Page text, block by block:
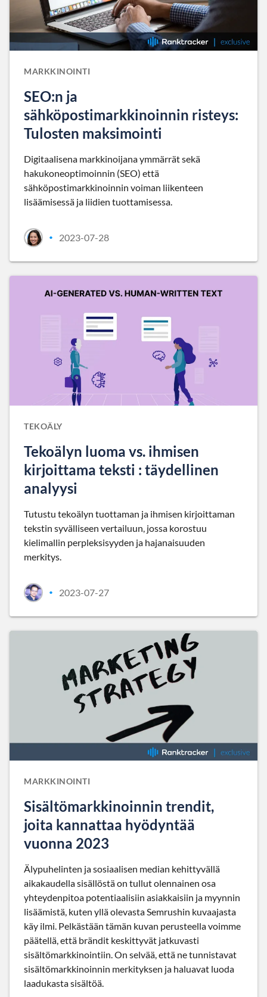
MARKKINOINTI
SEO:n ja
sähköpostimarkkinoinnin risteys:
Tulosten maksimointi
Digitaalisena markkinoijana ymmärrät sekä
hakukoneoptimoinnin (SEO) että
sähköpostimarkkinoinnin voiman liikenteen
lisäämisessä ja liidien tuottamisessa.
• 2023-07-28
TEKOÄLY
Tekoälyn luoma vs. ihmisen
kirjoittama teksti : täydellinen
analyysi
Tutustu tekoälyn tuottaman ja ihmisen kirjoittaman
tekstin syvälliseen vertailuun, jossa korostuu
kielimallin perpleksisyyden ja hajanaisuuden
merkitys.
• 2023-07-27
MARKKINOINTI
Sisältömarkkinoinnin trendit,
joita kannattaa hyödyntää
vuonna 2023
Älypuhelinten ja sosiaalisen median kehittyvällä
aikakaudella sisällöstä on tullut olennainen osa
yhteydenpitoa potentiaalisiin asiakkaisiin ja myynnin
lisäämistä, kuten yllä olevasta Semrushin kuvaajasta
käy ilmi. Pelkästään tämän kuvan perusteella voimme
päätellä, että brändit keskittyvät jatkuvasti
sisältömarkkinointiin. On selvää, että ne tunnistavat
sisältömarkkinoinnin merkityksen ja haluavat luoda
laadukasta sisältöä.